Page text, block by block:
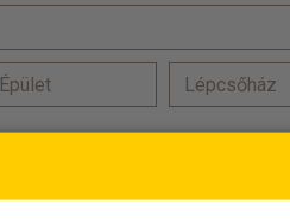
a(z) TDM Utazási Iroda